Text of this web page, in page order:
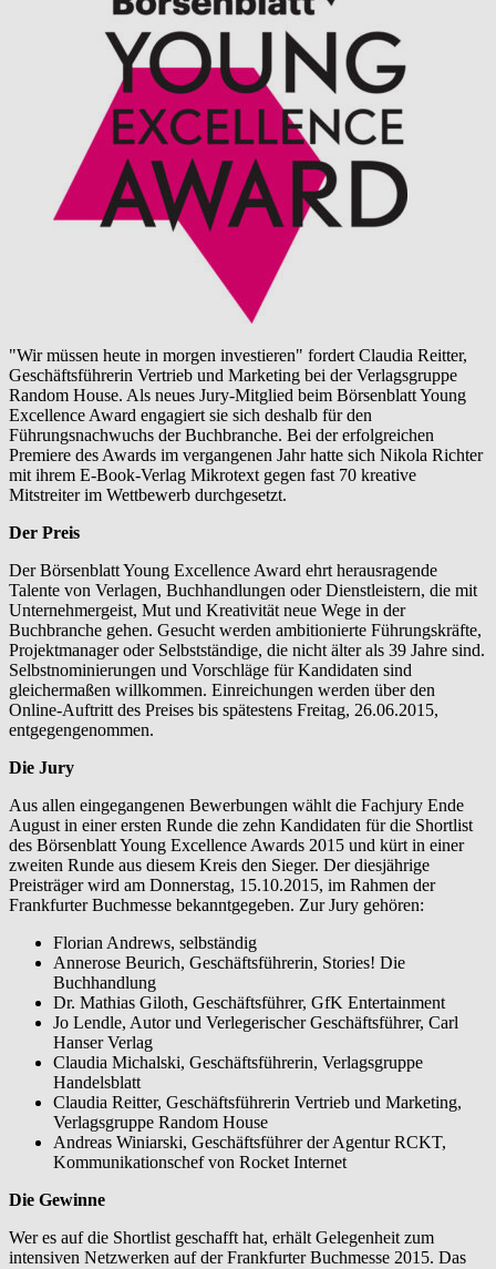
"Wir müssen heute in morgen investieren" fordert Claudia Reitter,
Geschäftsführerin Vertrieb und Marketing bei der Verlagsgruppe
Random House. Als neues Jury-Mitglied beim Börsenblatt Young
Excellence Award engagiert sie sich deshalb für den
Führungsnachwuchs der Buchbranche. Bei der erfolgreichen
Premiere des Awards im vergangenen Jahr hatte sich Nikola Richter
mit ihrem E-Book-Verlag Mikrotext gegen fast 70 kreative
Mitstreiter im Wettbewerb durchgesetzt.
Der Preis
Der Börsenblatt Young Excellence Award ehrt herausragende
Talente von Verlagen, Buchhandlungen oder Dienstleistern, die mit
Unternehmergeist, Mut und Kreativität neue Wege in der
Buchbranche gehen. Gesucht werden ambitionierte Führungskräfte,
Projektmanager oder Selbstständige, die nicht älter als 39 Jahre sind.
Selbstnominierungen und Vorschläge für Kandidaten sind
gleichermaßen willkommen. Einreichungen werden über den
Online-Auftritt des Preises bis spätestens Freitag, 26.06.2015,
entgegengenommen.
Die Jury
Aus allen eingegangenen Bewerbungen wählt die Fachjury Ende
August in einer ersten Runde die zehn Kandidaten für die Shortlist
des Börsenblatt Young Excellence Awards 2015 und kürt in einer
zweiten Runde aus diesem Kreis den Sieger. Der diesjährige
Preisträger wird am Donnerstag, 15.10.2015, im Rahmen der
Frankfurter Buchmesse bekanntgegeben. Zur Jury gehören:
Florian Andrews, selbständig
Annerose Beurich, Geschäftsführerin, Stories! Die
Buchhandlung
Dr. Mathias Giloth, Geschäftsführer, GfK Entertainment
Jo Lendle, Autor und Verlegerischer Geschäftsführer, Carl
Hanser Verlag
Claudia Michalski, Geschäftsführerin, Verlagsgruppe
Handelsblatt
Claudia Reitter, Geschäftsführerin Vertrieb und Marketing,
Verlagsgruppe Random House
Andreas Winiarski, Geschäftsführer der Agentur RCKT,
Kommunikationschef von Rocket Internet
Die Gewinne
Wer es auf die Shortlist geschafft hat, erhält Gelegenheit zum
intensiven Netzwerken auf der Frankfurter Buchmesse 2015. Das